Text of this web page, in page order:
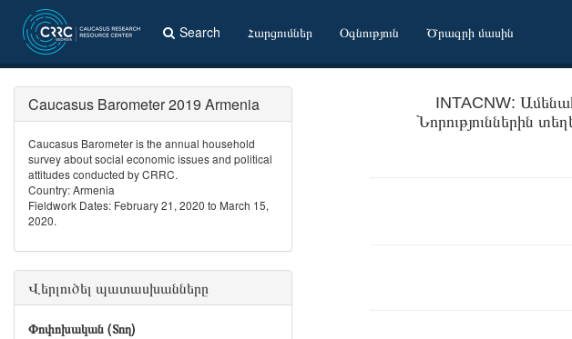
Search Հարցումներ Օգնություն Ծրագրի մասին
INTACNW:
Նորություններին
Caucasus Barometer 2019 Armenia
Caucasus Barometer is the annual household
survey about social economic issues and political
attitudes conducted by CRRC.
Country: Armenia
Fieldwork Dates: February 21, 2020 to March 15,
2020.
Վերլուծել պատասխանները
Փոփոխական (Տող)